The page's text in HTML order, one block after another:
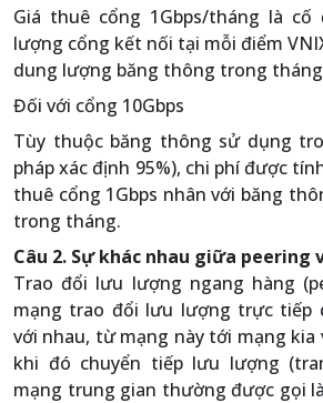
Giá thuê cổng 1Gbps/tháng là
lượng cổng kết nối tại mỗi điểm
dung lượng băng thông trong tháng
Đối với cổng 10Gbps
Tùy thuộc băng thông sử dụng
pháp xác định 95%), chi phí được
thuê cổng 1Gbps nhân với băng
trong tháng.
Câu 2. Sự khác nhau giữa peering
Trao đổi lưu lượng ngang hàng
mạng trao đổi lưu lượng trực tiếp
với nhau, từ mạng này tới mạng kia
khi đó chuyển tiếp lưu lượng
mạng trung gian thường được gọi